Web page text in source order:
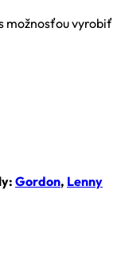
možnosťou vyrobiť
Gordon, Lenny